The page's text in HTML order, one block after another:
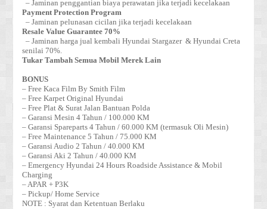
– Jaminan penggantian biaya perawatan jika terjadi kecelakaan
Payment Protection Program
– Jaminan pelunasan cicilan jika terjadi kecelakaan
Resale Value Guarantee 70%
– Jaminan harga jual kembali Hyundai Stargazer & Hyundai Creta
senilai 70%.
Tukar Tambah Semua Mobil Merek Lain
BONUS
– Free Kaca Film By Smith Film
– Free Karpet Original Hyundai
– Free Plat & Surat Jalan Bantuan Polda
– Garansi Mesin 4 Tahun / 100.000 KM
– Garansi Spareparts 4 Tahun / 60.000 KM (termasuk Oli Mesin)
– Free Maintenance 5 Tahun / 75.000 KM
– Garansi Audio 2 Tahun / 40.000 KM
– Garansi Aki 2 Tahun / 40.000 KM
– Emergency Hyundai 24 Hours Roadside Assistance & Mobil
Charging
– APAR + P3K
– Pickup/ Home Service
NOTE : Syarat dan Ketentuan Berlaku